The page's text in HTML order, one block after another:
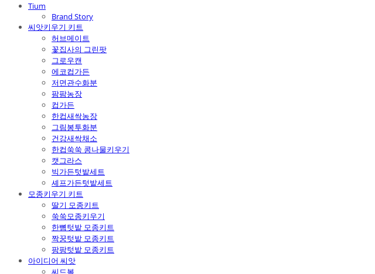
Tium
Brand Story
씨앗키우기 키트
허브메이트
꽃집사의 그린팟
그로우캔
에코컵가든
저면관수화분
팜팜농장
컵가든
한컵새싹농장
그림봉투화분
건강새싹채소
한컵쑥쑥 콩나물키우기
캣그라스
빅가든텃밭세트
셰프가든텃밭세트
모종키우기 키트
딸기 모종키트
쑥쑥모종키우기
한뼘텃밭 모종키트
짝꿍텃밭 모종키트
팡팡텃밭 모종키트
아이디어 씨앗
씨드볼